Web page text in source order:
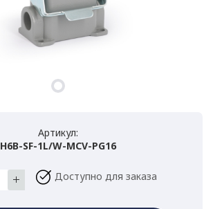
Артикул:
H6B-SF-1L/W-MCV-PG16
Доступно для заказа